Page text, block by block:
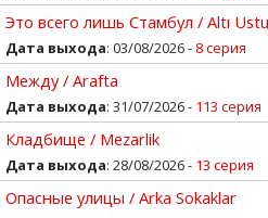
Это всего лишь Стамбул / Altı
Дата выхода: 03/08/2026 - 8 серия
Между / Arafta
Дата выхода: 31/07/2026 - 113 серия
Кладбище / Mezarlik
Дата выхода: 28/08/2026 - 13 серия
Опасные улицы / Arka Sokaklar